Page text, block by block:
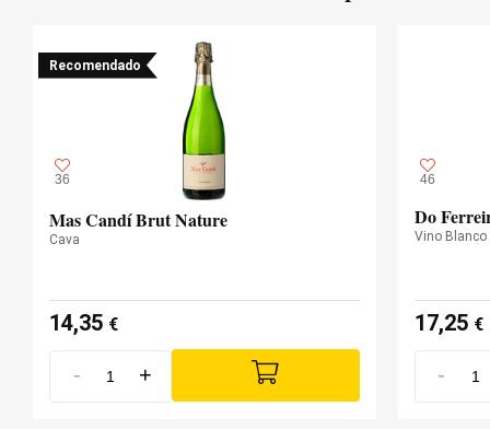
Recomendado
36
Mas Candí Brut Nature
Cava
14,35 €
- +
46
Do
Vino Blanco
17,25 €
-